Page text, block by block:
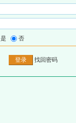
是 否
找回密码